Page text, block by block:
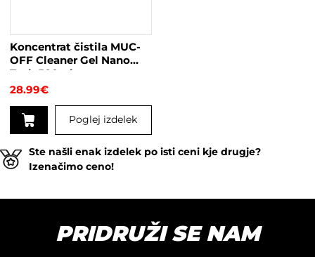
Koncentrat čistila MUC-
OFF Cleaner Gel Nano
Tech 500ml
28.99€
Poglej izdelek
Ste našli enak izdelek po isti ceni kje drugje?
Izenačimo ceno!
PRIDRUŽI SE NAM